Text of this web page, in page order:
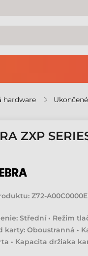
hardware
ZXP
Z72-
Střední • Režim
karty: Oboustranná •
• Kapacita držiaka